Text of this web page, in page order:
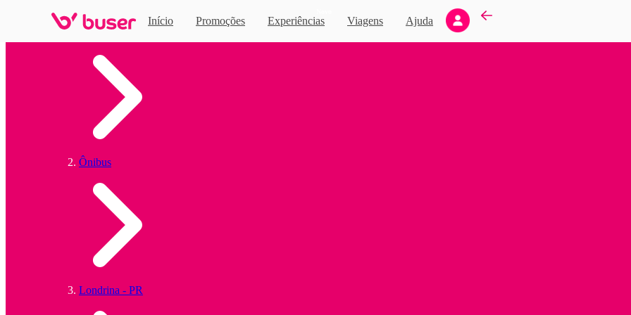
Início Promoções Experiências Viagens Ajuda
Ônibus
Londrina - PR